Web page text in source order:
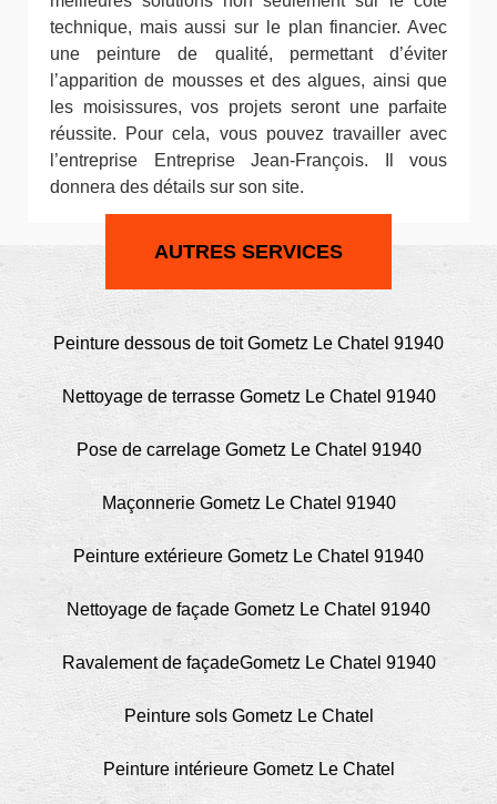
technique, mais aussi sur le plan financier. Avec
une peinture de qualité, permettant d’éviter
l’apparition de mousses et des algues, ainsi que
les moisissures, vos projets seront une parfaite
réussite. Pour cela, vous pouvez travailler avec
l’entreprise Entreprise Jean-François. Il vous
donnera des détails sur son site.
AUTRES SERVICES
Peinture dessous de toit Gometz Le Chatel 91940
Nettoyage de terrasse Gometz Le Chatel 91940
Pose de carrelage Gometz Le Chatel 91940
Maçonnerie Gometz Le Chatel 91940
Peinture extérieure Gometz Le Chatel 91940
Nettoyage de façade Gometz Le Chatel 91940
Ravalement de façadeGometz Le Chatel 91940
Peinture sols Gometz Le Chatel
Peinture intérieure Gometz Le Chatel